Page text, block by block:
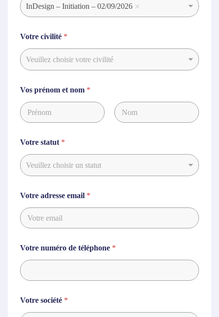
InDesign – Initiation – 02/09/2026
Votre civilité *
Veuillez choisir votre civilité
Vos prénom et nom *
Votre statut *
Veuillez choisir un statut
Votre adresse email *
Votre numéro de téléphone *
Votre société *